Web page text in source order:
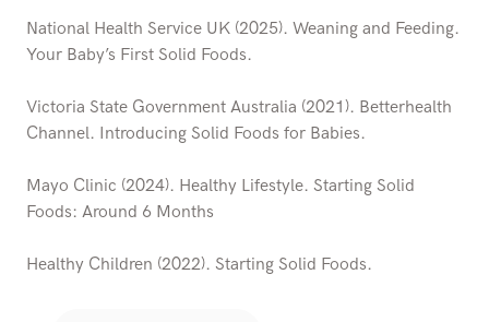
National Health Service UK (2025). Weaning and Feeding.
Your Baby’s First Solid Foods.
Victoria State Government Australia (2021). Betterhealth
Channel. Introducing Solid Foods for Babies.
Mayo Clinic (2024). Healthy Lifestyle. Starting Solid
Foods: Around 6 Months
Healthy Children (2022). Starting Solid Foods.